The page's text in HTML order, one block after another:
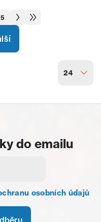
5
24
do emailu
osobních údajů